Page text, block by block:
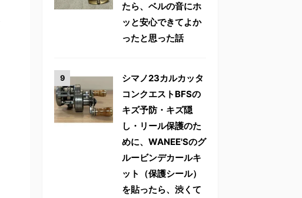
たら、ベルの音にホ
ッと安心できてよか
ったと思った話
シマノ23カルカッタ
コンクエストBFSの
キズ予防・キズ隠
し・リール保護のた
めに、WANEE'Sのグ
ルービンデカールキ
ット（保護シール）
を貼ったら、渋くて